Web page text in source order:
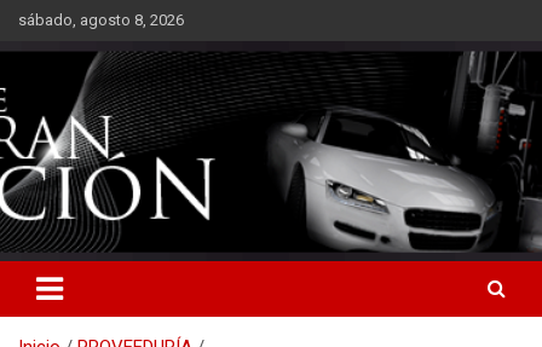
Saltarsábado, agosto 8, 2026